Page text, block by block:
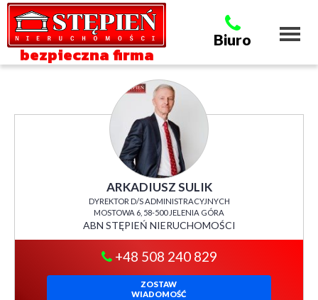
bezpieczna firma
Biuro
ARKADIUSZ SULIK
DYREKTOR D/S ADMINISTRACYJNYCH
MOSTOWA 6, 58-500 JELENIA GÓRA
ABN STĘPIEŃ NIERUCHOMOŚCI
+48 508 240 829
ZOSTAW
WIADOMOŚĆ